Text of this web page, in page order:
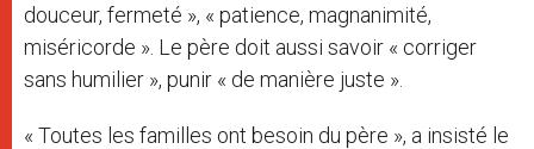
douceur, fermeté », « patience, magnanimité,
miséricorde ». Le père doit aussi savoir « corriger
sans humilier », punir « de manière juste ».
« Toutes les familles ont besoin du père », a insisté le